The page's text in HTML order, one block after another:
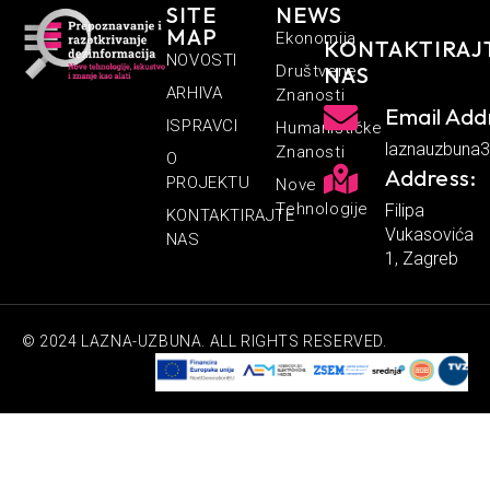
SITE
MAP
NOVOSTI
ARHIVA
ISPRAVCI
O
PROJEKTU
KONTAKTIRAJTE
NAS
NEWS
Ekonomija
Društvene
Znanosti
Humanističke
Znanosti
Nove
Tehnologije
NAS
Email
Address:
Filipa
Vukasovića
1, Zagreb
© 2024 LAZNA-UZBUNA. ALL RIGHTS RESERVED.